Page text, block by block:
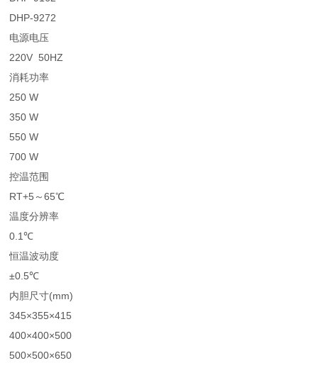
DHP-9272
电源电压
220V 50HZ
消耗功率
250 W
350 W
550 W
700 W
控温范围
RT+5～65℃
温度分辨率
0.1℃
恒温波动度
±0.5℃
内胆尺寸(mm)
345×355×415
400×400×500
500×500×650